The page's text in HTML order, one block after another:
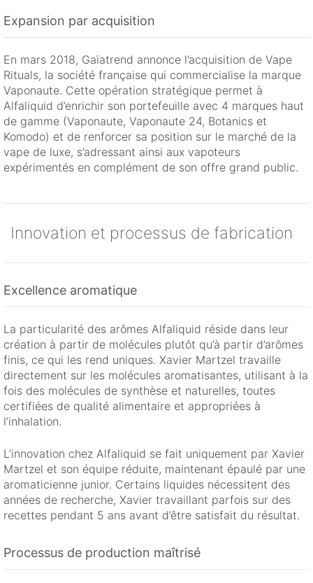
Expansion par acquisition
En mars 2018, Gaïatrend annonce l’acquisition de Vape
Rituals, la société française qui commercialise la marque
Vaponaute. Cette opération stratégique permet à
Alfaliquid d’enrichir son portefeuille avec 4 marques haut
de gamme (Vaponaute, Vaponaute 24, Botanics et
Komodo) et de renforcer sa position sur le marché de la
vape de luxe, s’adressant ainsi aux vapoteurs
expérimentés en complément de son offre grand public.
Innovation et processus de fabrication
Excellence aromatique
La particularité des arômes Alfaliquid réside dans leur
création à partir de molécules plutôt qu’à partir d’arômes
finis, ce qui les rend uniques. Xavier Martzel travaille
directement sur les molécules aromatisantes, utilisant à la
fois des molécules de synthèse et naturelles, toutes
certifiées de qualité alimentaire et appropriées à
l’inhalation.
L’innovation chez Alfaliquid se fait uniquement par Xavier
Martzel et son équipe réduite, maintenant épaulé par une
aromaticienne junior. Certains liquides nécessitent des
années de recherche, Xavier travaillant parfois sur des
recettes pendant 5 ans avant d’être satisfait du résultat.
Processus de production maîtrisé